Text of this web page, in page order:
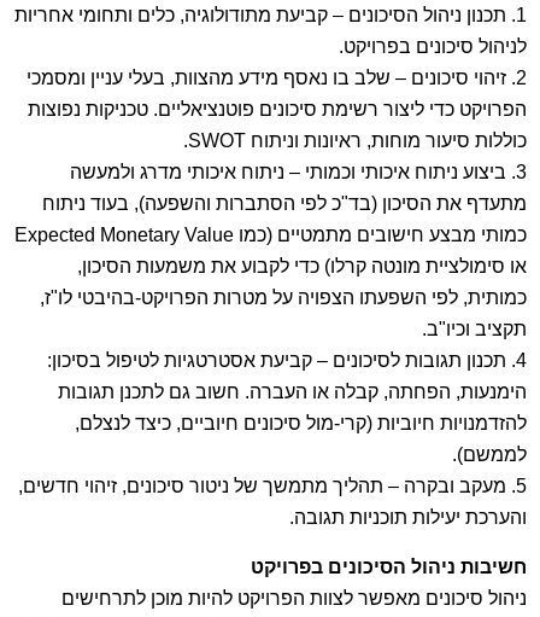
1. תכנון ניהול הסיכונים – קביעת מתודולוגיה, כלים ותחומי אחריות
לניהול סיכונים בפרויקט.
2. זיהוי סיכונים – שלב בו נאסף מידע מהצוות, בעלי עניין ומסמכי
הפרויקט כדי ליצור רשימת סיכונים פוטנציאליים. טכניקות נפוצות
כוללות סיעור מוחות, ראיונות וניתוח SWOT.
3. ביצוע ניתוח איכותי וכמותי – ניתוח איכותי מדרג ולמעשה
מתעדף את הסיכון (בד"כ לפי הסתברות והשפעה), בעוד ניתוח
כמותי מבצע חישובים מתמטיים (כמו Expected Monetary Value
או סימולציית מונטה קרלו) כדי לקבוע את משמעות הסיכון,
כמותית, לפי השפעתו הצפויה על מטרות הפרויקט-בהיבטי לו"ז,
תקציב וכיו"ב.
4. תכנון תגובות לסיכונים – קביעת אסטרטגיות לטיפול בסיכון:
הימנעות, הפחתה, קבלה או העברה. חשוב גם לתכנן תגובות
להזדמנויות חיוביות (קרי-מול סיכונים חיוביים, כיצד לנצלם,
לממשם).
5. מעקב ובקרה – תהליך מתמשך של ניטור סיכונים, זיהוי חדשים,
והערכת יעילות תוכניות תגובה.
חשיבות ניהול הסיכונים בפרויקט
ניהול סיכונים מאפשר לצוות הפרויקט להיות מוכן לתרחישים